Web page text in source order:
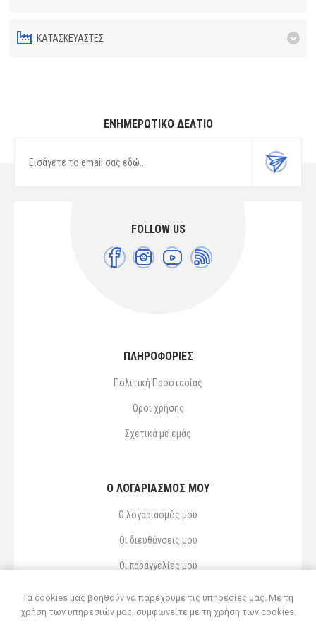
ΚΑΤΑΣΚΕΥΑΣΤΈΣ
ΕΝΗΜΕΡΩΤΙΚΌ ΔΕΛΤΊΟ
FOLLOW US
ΠΛΗΡΟΦΟΡΙΕΣ
Πολιτική Προστασίας
Όροι χρήσης
Σχετικά με εμάς
Ο ΛΟΓΑΡΙΑΣΜΌΣ ΜΟΥ
Ο λογαριασμός μου
Οι διευθύνσεις μου
Οι παραγγελίες μου
Αγαπημένα
Τα cookies μας βοηθούν να παρέχουμε τις υπηρεσίες μας. Με τη
χρήση των υπηρεσιών μας, συμφωνείτε με τη χρήση των cookies.